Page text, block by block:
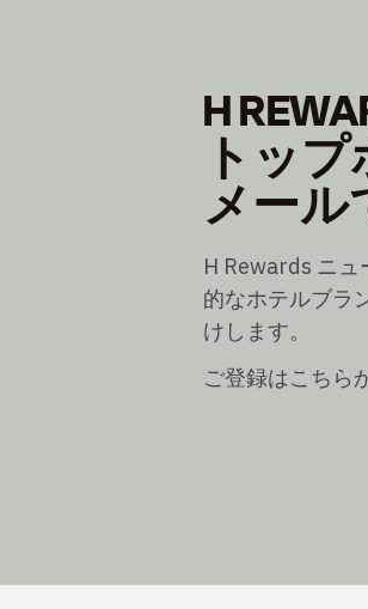
H
トッ
メール
H Rewards ニ
的なホテルブラ
けします。
ご登録はこちら